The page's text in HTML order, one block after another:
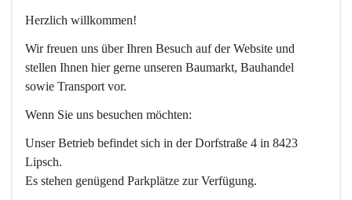
Herzlich willkommen!
Wir freuen uns über Ihren Besuch auf der Website und
stellen Ihnen hier gerne unseren Baumarkt, Bauhandel
sowie Transport vor.
Wenn Sie uns besuchen möchten:
Unser Betrieb befindet sich in der Dorfstraße 4 in 8423
Lipsch.
Es stehen genügend Parkplätze zur Verfügung.